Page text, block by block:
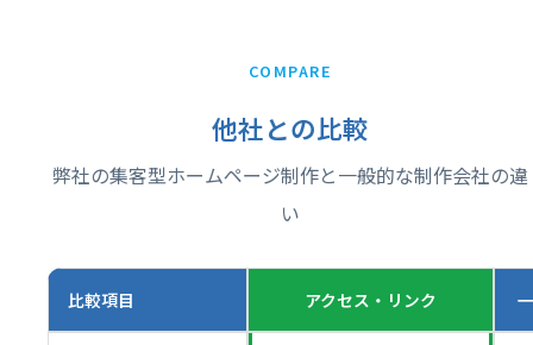
COMPARE
他社との比較
弊社の集客型ホームページ制作と一般的な制作会社の違
い
比較項目 アクセス・リンク